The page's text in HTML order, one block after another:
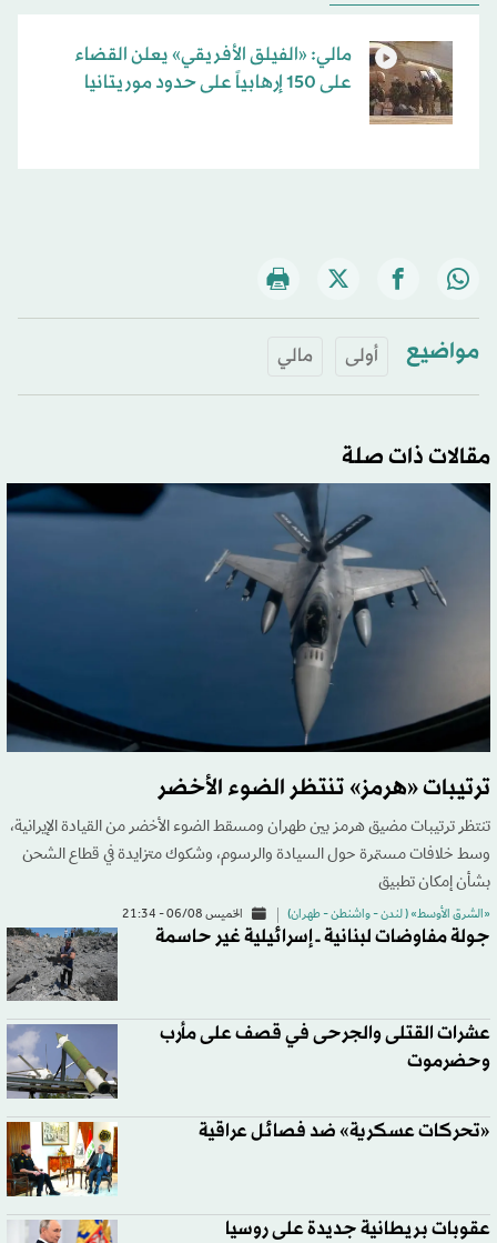
مالي: «الفيلق الأفريقي» يعلن القضاء
على 150 إرهابياً على حدود موريتانيا
مواضيع أولى مالي
مقالات ذات صلة
ترتيبات «هرمز» تنتظر الضوء الأخضر
تنتظر ترتيبات مضيق هرمز بين طهران ومسقط الضوء الأخضر من القيادة الإيرانية،
وسط خلافات مستمرة حول السيادة والرسوم، وشكوك متزايدة في قطاع الشحن
بشأن إمكان تطبيق
«الشرق الأوسط» ( لندن - واشنطن - طهران) الخميس 06/08 - 21:34
جولة مفاوضات لبنانية ــ إسرائيلية غير حاسمة
عشرات القتلى والجرحى في قصف على مأرب
وحضرموت
«تحركات عسكرية» ضد فصائل عراقية
عقوبات بريطانية جديدة على روسيا